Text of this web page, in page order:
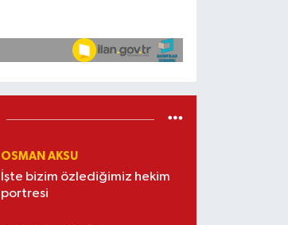
OSMAN AKSU
İşte bizim özlediğimiz hekim
portresi